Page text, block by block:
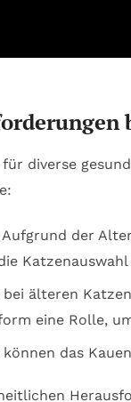
diverse
Aufgrund der
bei älteren
eine Rolle,
das